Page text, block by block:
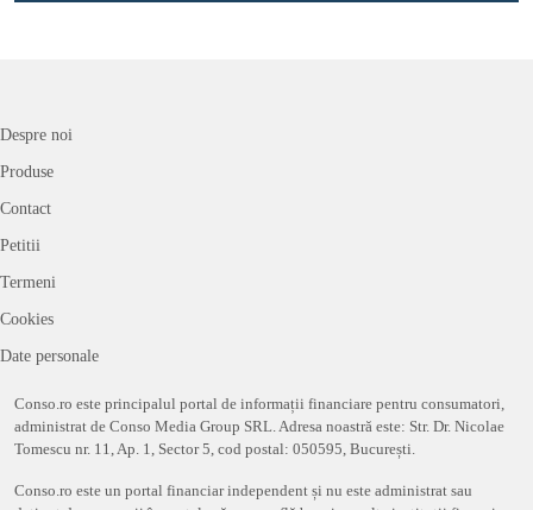
Despre noi
Produse
Contact
Petitii
Termeni
Cookies
Date personale
Conso.ro este principalul portal de informații financiare pentru consumatori,
administrat de Conso Media Group SRL. Adresa noastră este: Str. Dr. Nicolae
Tomescu nr. 11, Ap. 1, Sector 5, cod postal: 050595, București.
Conso.ro este un portal financiar independent și nu este administrat sau